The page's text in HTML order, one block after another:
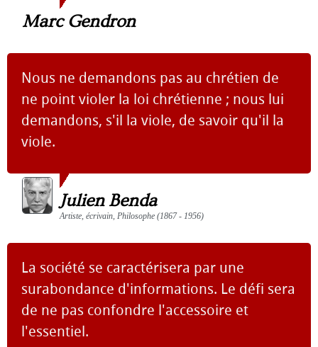
Marc Gendron
Nous ne demandons pas au chrétien de
ne point violer la loi chrétienne ; nous lui
demandons, s'il la viole, de savoir qu'il la
viole.
Julien Benda
Artiste, écrivain, Philosophe (1867 - 1956)
La société se caractérisera par une
surabondance d'informations. Le défi sera
de ne pas confondre l'accessoire et
l'essentiel.